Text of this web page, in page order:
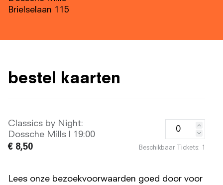
Brielselaan 115
bestel kaarten
Classics by Night:
Dossche Mills | 19:00
€ 8,50
Beschikbaar Tickets: 1
Lees onze bezoekvoorwaarden goed door voor